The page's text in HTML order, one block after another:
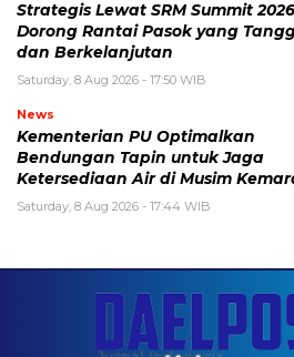
Strategis Lewat SRM Summit
Dorong Rantai Pasok yang
dan Berkelanjutan
Saturday, 8 Aug 2026 - 17:50 WIB
News
Kementerian PU Optimalkan
Bendungan Tapin untuk Jaga
Ketersediaan Air di Musim
Saturday, 8 Aug 2026 - 17:44 WIB